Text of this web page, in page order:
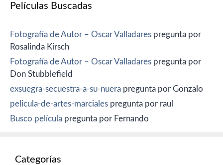
Películas Buscadas
Fotografía de Autor – Oscar Valladares pregunta por
Rosalinda Kirsch
Fotografía de Autor – Oscar Valladares pregunta por
Don Stubblefield
exsuegra-secuestra-a-su-nuera pregunta por Gonzalo
pelicula-de-artes-marciales pregunta por raul
Busco película pregunta por Fernando
Categorías